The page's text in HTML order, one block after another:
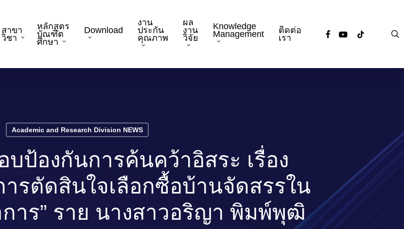
สาขา
วิชา
หลักสูตร
บัณฑิต
ศึกษา
Download
งาน
ประกัน
คุณภาพ
ผล
งาน
วิจัย
Knowledge
Management
ติดต่อ
เรา
facebookyoutube
tiktok
Academic and Research Division NEWS
บป้องกันการค้นคว้าอิสระ เรื่อง
รตัดสินใจเลือกซื้อบ้านจัดสรรใน
าร” ราย นางสาวอริญา พิมพ์พุฒิ